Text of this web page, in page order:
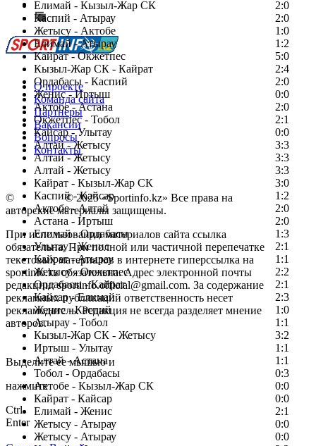
Елимай - Кызыл-Жар СК
2:0
Каспий - Атырау
2:0
Жетысу - Актобе
1:0
Елимай - Атырау
1:2
Кайрат - Окжетпес
5:0
Кызыл-Жар СК - Кайрат
2:4
Ордабасы - Каспий
2:0
Женис - Иртыш
0:0
Актобе - Астана
2:0
Окжетпес - Тобол
2:1
Кайсар - Улытау
0:0
Алтай - Жетысу
3:3
Алтай - Жетысу
3:3
Алтай - Жетысу
3:3
Кайрат - Кызыл-Жар СК
3:0
Каспий - Кайсар
1:2
Актобе - Алтай
2:0
Астана - Иртыш
2:0
Елимай - Ордабасы
1:3
Улытау - Женис
2:1
Кайрат - Атырау
1:1
Жетысу - Окжетпес
2:2
Ордабасы - Кайрат
2:1
Кайсар - Елимай
2:3
Женис - Каспий
1:0
Атырау - Тобол
1:1
Кызыл-Жар СК - Жетысу
3:2
Иртыш - Улытау
1:1
Алтай - Астана
1:1
Тобол - Ордабасы
0:3
Актобе - Кызыл-Жар СК
0:0
Кайрат - Кайсар
0:0
Елимай - Женис
2:1
Жетысу - Атырау
0:0
Жетысу - Атырау
0:0
Сообщить о мероприятии
Перейти на старый сайт
О проекте
Команда сайта
Партнеры
Вакансии
Вопросы
Контакты
© Copyright© 2025 «Sportinfo.kz» Все права на
авторские материалы защищены.
При использовании материалов сайта ссылка
обязательна. При полной или частичной перепечатке
текстовых материалов в интернете гиперссылка на
sportinfo.kz обязательна. Адрес электронной почты
редакции: sportinfo.official@gmail.com. За содержание
рекламных публикаций ответственность несет
рекламодатель. Редакция не всегда разделяет мнение
авторов.
Заметили ошибку в тексте?
Выделите ее мышью и
нажмите
Ctrl
Enter